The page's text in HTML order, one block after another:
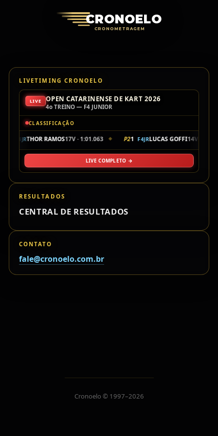
CRONOELO
CRONOMETRAGEM
LIVETIMING CRONOELO
LIVE OPEN CATARINENSE DE KART 2026
4o TREINO — F4 JUNIOR
CLASSIFICAÇÃO
F4JRTHOR RAMOS17V · 1:01.063 ◆ P21 F4JRLUCAS GOFFI14V ·
LIVE COMPLETO →
RESULTADOS
CENTRAL DE RESULTADOS
CONTATO
fale@cronoelo.com.br
Cronoelo © 1997–2026